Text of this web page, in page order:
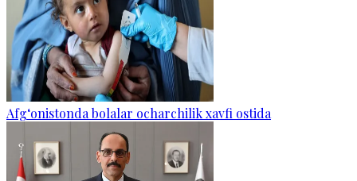
Afg‘onistonda bolalar ocharchilik xavfi ostida